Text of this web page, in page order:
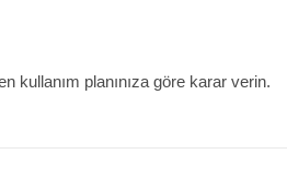
kullanım planınıza göre karar verin.